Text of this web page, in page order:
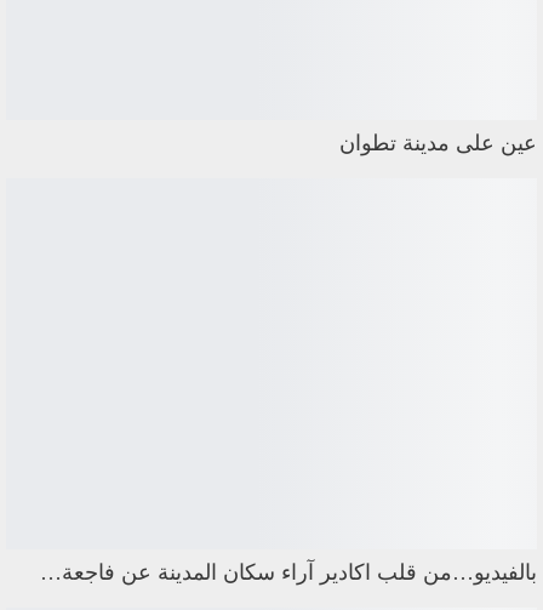
عين على مدينة تطوان
بالفيديو…من قلب اكادير آراء سكان المدينة عن فاجعة…